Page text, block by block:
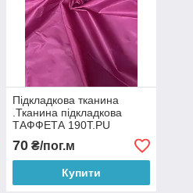
Підкладкова тканина
.Тканина підкладкова
ТАФФЕТА 190T.PU
Розовий
70₴/пог.м
Купити